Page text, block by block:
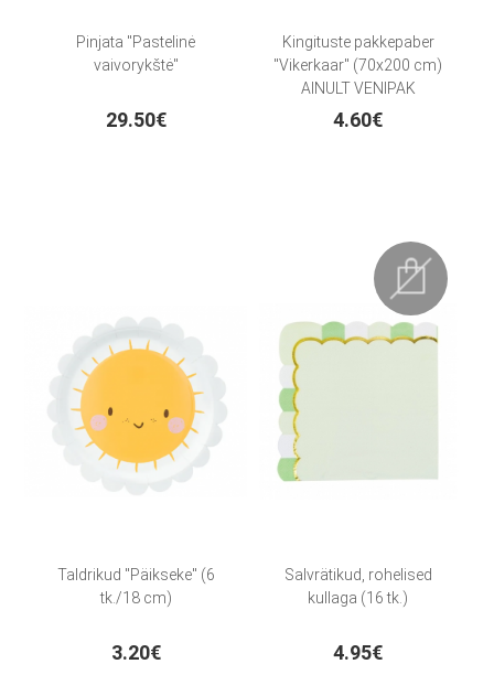
Pinjata "Pastelinė
vaivorykštė"
29.50€
Kingituste pakkepaber
"Vikerkaar" (70x200 cm)
AINULT VENIPAK
KULLERIGA!
4.60€
Taldrikud "Päikseke" (6
tk./18 cm)
3.20€
Salvrätikud, rohelised
kullaga (16 tk.)
4.95€